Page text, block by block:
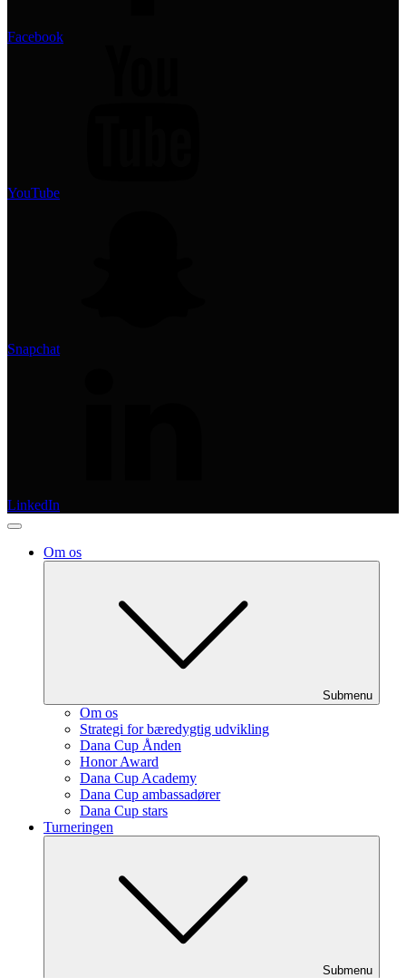
Facebook
YouTube
Snapchat
LinkedIn
Om os
Submenu
Om os
Strategi for bæredygtig udvikling
Dana Cup Ånden
Honor Award
Dana Cup Academy
Dana Cup ambassadører
Dana Cup stars
Turneringen
Submenu